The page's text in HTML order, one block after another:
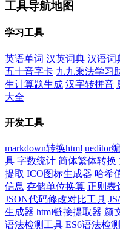
工具导航地图
学习工具
英语单词 汉英词典 汉语词
五十音字卡 九九乘法学习
生计算题生成 汉字转拼音
大全
开发工具
markdown转换html ueditor
具 字数统计 简体繁体转换
提取 ICO图标生成器 哈希
信息 存储单位换算 正则表
JSON代码修改对比工具
生成器 html链接提取器 颜
语法检测工具 ES6语法检